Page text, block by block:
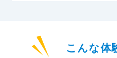
こんな体